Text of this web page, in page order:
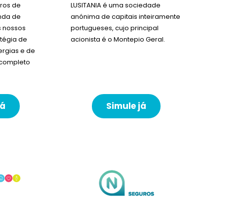
de
de
nossos
de
e de
LUSITANIA é uma sociedade
anónima de capitais inteiramente
portugueses, cujo principal
acionista é o Montepio Geral.
Simule já